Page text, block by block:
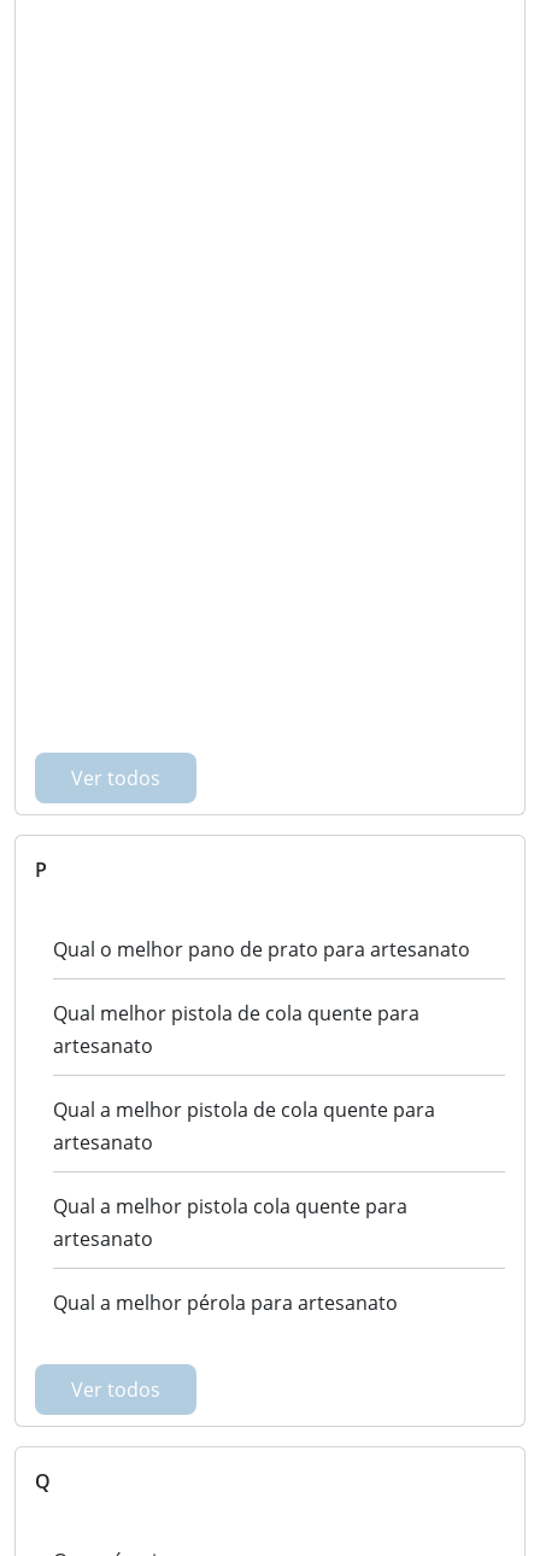
Ver todos
P
Qual o melhor pano de prato para artesanato
Qual melhor pistola de cola quente para
artesanato
Qual a melhor pistola de cola quente para
artesanato
Qual a melhor pistola cola quente para
artesanato
Qual a melhor pérola para artesanato
Ver todos
Q